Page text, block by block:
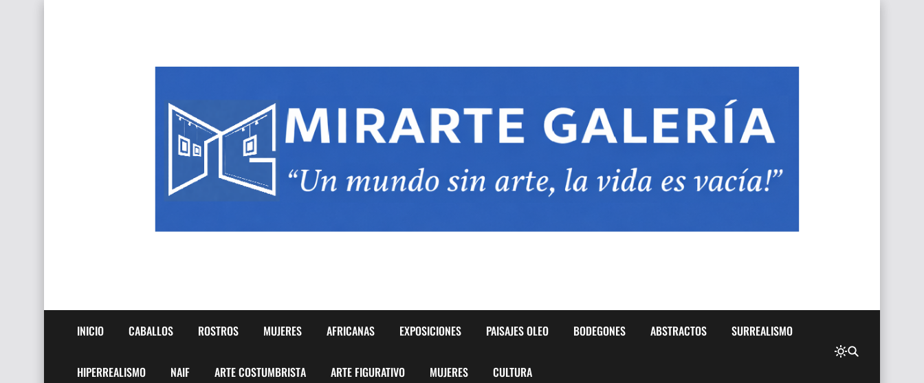
INICIO CABALLOS ROSTROS MUJERES AFRICANAS EXPOSICIONES PAISAJES OLEO BODEGONES ABSTRACTOS SURREALISMO
HIPERREALISMO NAIF ARTE COSTUMBRISTA ARTE FIGURATIVO MUJERES CULTURA
Frutas y Flores Para Colorear Imágenes